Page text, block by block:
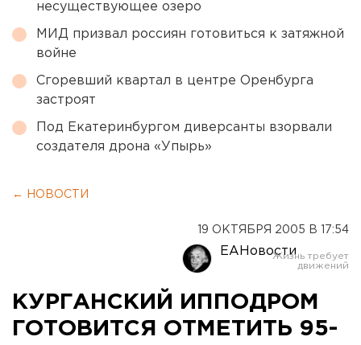
несуществующее озеро
МИД призвал россиян готовиться к затяжной
войне
Сгоревший квартал в центре Оренбурга
застроят
Под Екатеринбургом диверсанты взорвали
создателя дрона «Упырь»
← НОВОСТИ
19 ОКТЯБРЯ 2005 В 17:54
ЕАНовости
КУРГАНСКИЙ ИППОДРОМ
ГОТОВИТСЯ ОТМЕТИТЬ 95-